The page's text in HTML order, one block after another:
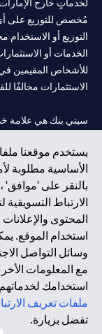
يستخدم موقعنا
الأساسية مطلوبة
بالنقر على 'موافق'
الارتباط
المحتوى
استخدام الموقع.
وسائل التواصل
مع المعلومات
استخدامك
ملفات تعريف
تفضل بزيارة.
لخدماتٍ خارج الإمارات
مُخصص للتوزيع على
التوزيع أو الاستخدام
الخدمات أو
للأشخاص المقيمين
الاستثمارات مخالفًا
سيتي بنك إن. إيه.
الإمارات في دبي، و CN-1002019 لفرع أبوظبي. هاتف: 4000 311 04.
فرع سيتي بنك إن
الإمارات العربية
سيتي بنك إن إيه
الاستشارات المالية